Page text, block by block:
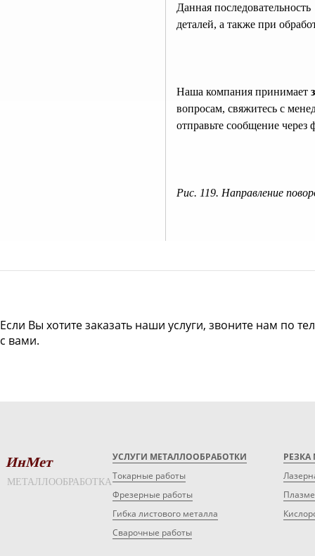
Данная
деталей, а также при
Наша компания принимает
вопросам, свяжитесь с
отправьте сообщение через
Рис. 119. Направление
Если Вы хотите заказать наши услуги, звоните нам по
с вами.
ИнМет
МЕТАЛЛООБРАБОТКА
УСЛУГИ МЕТАЛЛООБРАБОТКИ
Токарные работы
Фрезерные работы
Гибка листового металла
Сварочные работы
РЕЗКА